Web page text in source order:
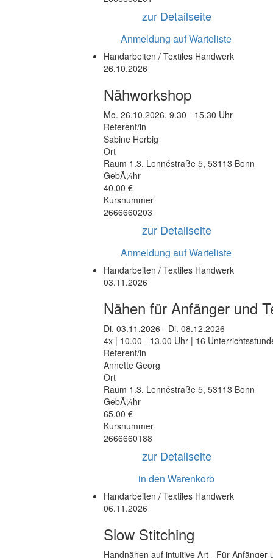
zur Detailseite
Anmeldung auf Warteliste
Handarbeiten / Textiles Handwerk
26.10.2026
Nähworkshop
Mo. 26.10.2026, 9.30 - 15.30 Uhr
Referent/in
Sabine Herbig
Ort
Raum 1.3, Lennéstraße 5, 53113 Bonn
GebÃ¼hr
40,00 €
Kursnummer
2666660203
zur Detailseite
Anmeldung auf Warteliste
Handarbeiten / Textiles Handwerk
03.11.2026
Nähen für Anfänger und
Di. 03.11.2026 - Di. 08.12.2026
4x | 10.00 - 13.00 Uhr | 16
Referent/in
Annette Georg
Ort
Raum 1.3, Lennéstraße 5, 53113 Bonn
GebÃ¼hr
65,00 €
Kursnummer
2666660188
zur Detailseite
in den Warenkorb
Handarbeiten / Textiles Handwerk
06.11.2026
Slow Stitching
Handnähen auf intuitive Art - Für Anfänger